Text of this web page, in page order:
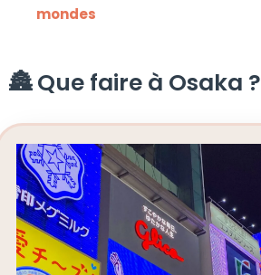
mondes
🏯 Que faire à Osaka ?